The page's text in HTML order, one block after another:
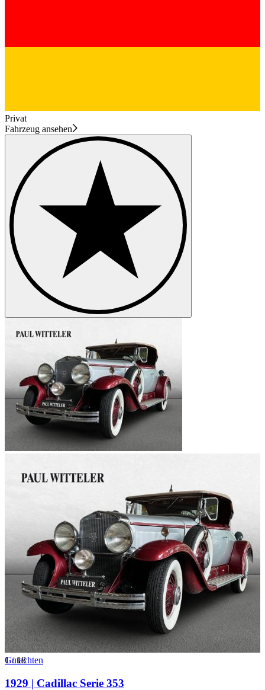
Privat
Fahrzeug ansehen
1/18
Gutachten
1929 | Cadillac Serie 353